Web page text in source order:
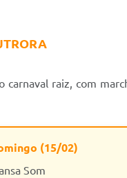
carnaval raiz, com
(15/02)
Som